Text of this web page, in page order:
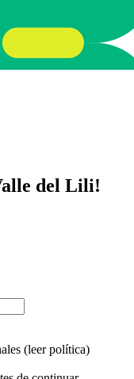
del Lili!
(leer política)